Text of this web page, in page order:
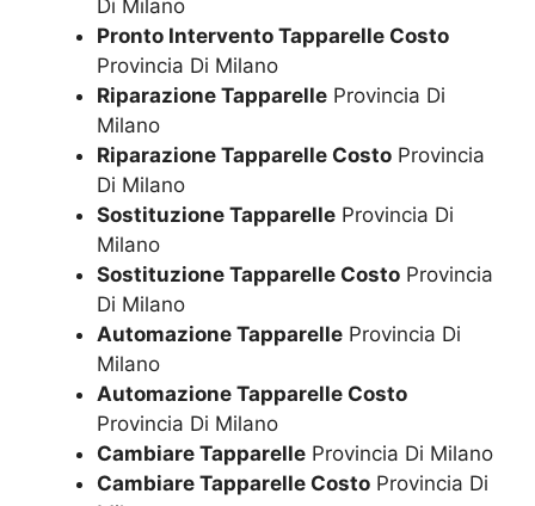
Di Milano
Pronto Intervento Tapparelle Costo
Provincia Di Milano
Riparazione Tapparelle Provincia Di
Milano
Riparazione Tapparelle Costo Provincia
Di Milano
Sostituzione Tapparelle Provincia Di
Milano
Sostituzione Tapparelle Costo Provincia
Di Milano
Automazione Tapparelle Provincia Di
Milano
Automazione Tapparelle Costo
Provincia Di Milano
Cambiare Tapparelle Provincia Di Milano
Cambiare Tapparelle Costo Provincia Di